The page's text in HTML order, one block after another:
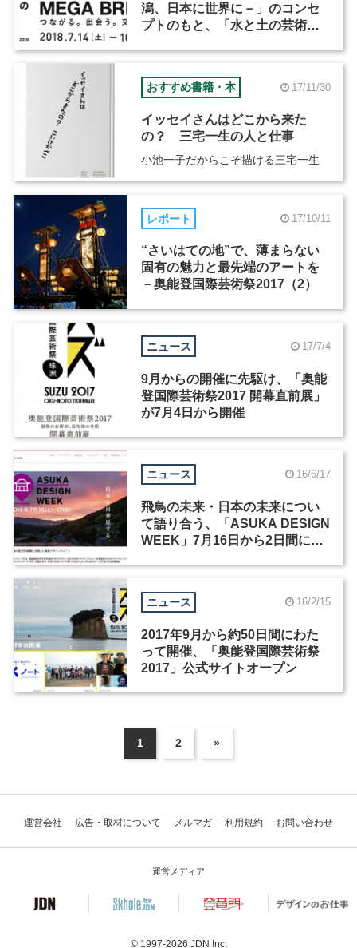
潟、日本に世界に－」のコンセ
プトのもと、「水と土の芸術
おすすめ書籍・本 17/11/30
イッセイさんはどこから来た
の？ 三宅一生の人と仕事
小池一子だからこそ描ける三宅一生
レポート 17/10/11
“さいはての地”で、薄まらない
固有の魅力と最先端のアートを
－奥能登国際芸術祭2017（2）
ニュース 17/7/4
9月からの開催に先駆け、「奥能
登国際芸術祭2017 開幕直前展」
が7月4日から開催
ニュース 16/6/17
飛鳥の未来・日本の未来につい
て語り合う、「ASUKA DESIGN
WEEK」7月16日から2日間にわ
ニュース 16/2/15
2017年9月から約50日間にわた
って開催、「奥能登国際芸術祭
2017」公式サイトオープン
1 2 »
運営会社 広告・取材について メルマガ 利用規約 お問い合わせ
運営メディア
© 1997-2026 JDN Inc.